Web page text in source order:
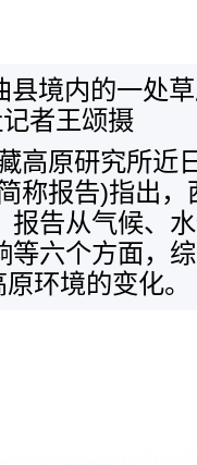
的一处草原
者王颂摄
原研究所近
称报告)指出
报告从气候、
等六个方面，
环境的变化。